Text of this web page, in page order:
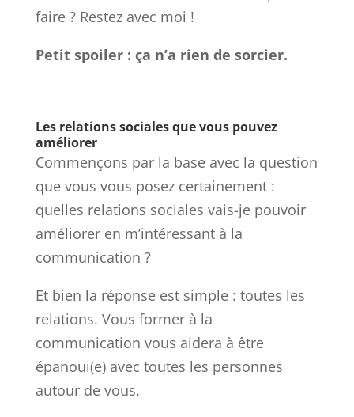
faire ? Restez avec moi !
Petit spoiler : ça n’a rien de sorcier.
Les relations sociales que vous pouvez
améliorer
Commençons par la base avec la question
que vous vous posez certainement :
quelles relations sociales vais-je pouvoir
améliorer en m’intéressant à la
communication ?
Et bien la réponse est simple : toutes les
relations. Vous former à la
communication vous aidera à être
épanoui(e) avec toutes les personnes
autour de vous.